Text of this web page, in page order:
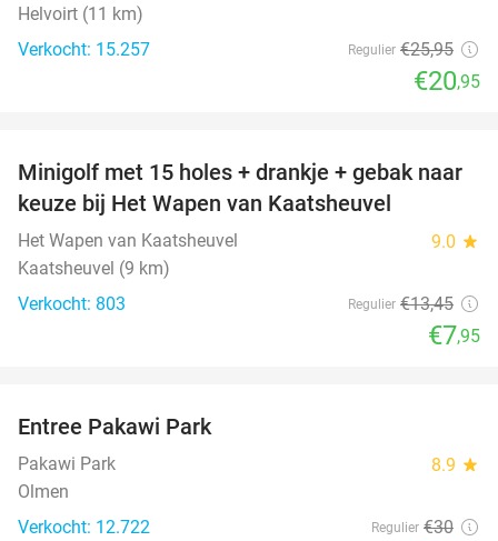
Helvoirt (11 km)
Verkocht: 15.257
Regulier €25,95
€20,95
41%
Minigolf met 15 holes + drankje + gebak naar
keuze bij Het Wapen van Kaatsheuvel
Het Wapen van Kaatsheuvel 9.0 star
Kaatsheuvel (9 km)
Verkocht: 803
Regulier €13,45
€7,95
Entree Pakawi Park
Pakawi Park 8.9 star
Olmen
Verkocht: 12.722
Regulier €30